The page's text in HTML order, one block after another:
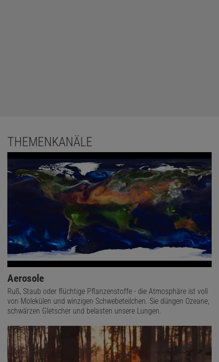
THEMENKANÄLE
Aerosole
Ruß, Staub oder flüchtige Pflanzenstoffe - die Atmosphäre ist voll
von Molekülen und winzigen Schwebeteilchen. Sie düngen Ozeane,
schwärzen Gletscher und belasten unsere Lungen.